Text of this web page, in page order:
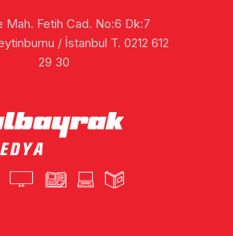
Mah. Fetih Cad. No:6 Dk:7
/ İstanbul T. 0212 612
29 30